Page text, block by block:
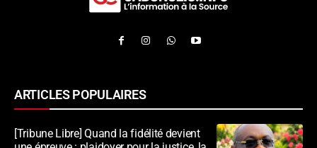
ARTICLES POPULAIRES
[Tribune Libre] Quand la fidélité devient